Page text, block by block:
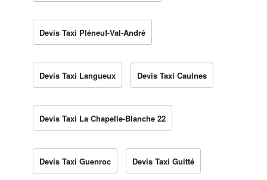
Devis Taxi Pléneuf-Val-André
Devis Taxi Langueux Devis Taxi Caulnes
Devis Taxi La Chapelle-Blanche 22
Devis Taxi Guenroc Devis Taxi Guitté